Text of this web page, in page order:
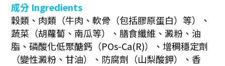
成分 Ingredients
穀類、肉類（牛肉、軟骨（包括膠原蛋白）等）、
蔬菜（胡蘿蔔、南瓜等）、膳食纖維、澱粉、油
脂、磷酸化低聚醣鈣（POs-Ca(R)）、增稠穩定劑
（變性澱粉、甘油）、防腐劑（山梨酸鉀）、香